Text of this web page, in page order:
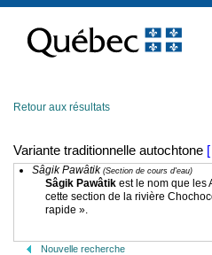
contenu
Retour aux résultats
Variante traditionnelle autochtone
Sâgik Pawâtik (Section de cours d'eau)
Sâgik Pawâtik est le nom que les
cette section de la rivière
rapide ».
Nouvelle recherche